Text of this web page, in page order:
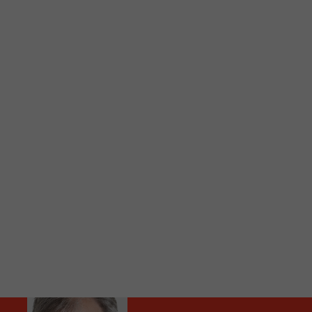
Audio